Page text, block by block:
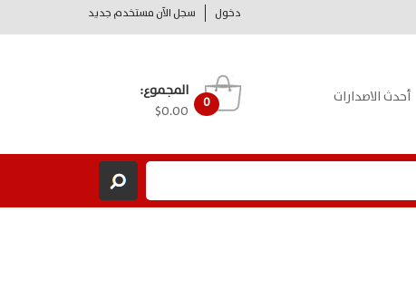
دخول سجل الآن مستخدم جديد
أحدث الاصدارات 0
المجموع:
$0.00